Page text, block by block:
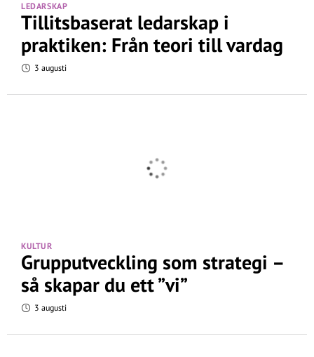
LEDARSKAP
Tillitsbaserat ledarskap i
praktiken: Från teori till vardag
3 augusti
KULTUR
Grupputveckling som strategi –
så skapar du ett ”vi”
3 augusti